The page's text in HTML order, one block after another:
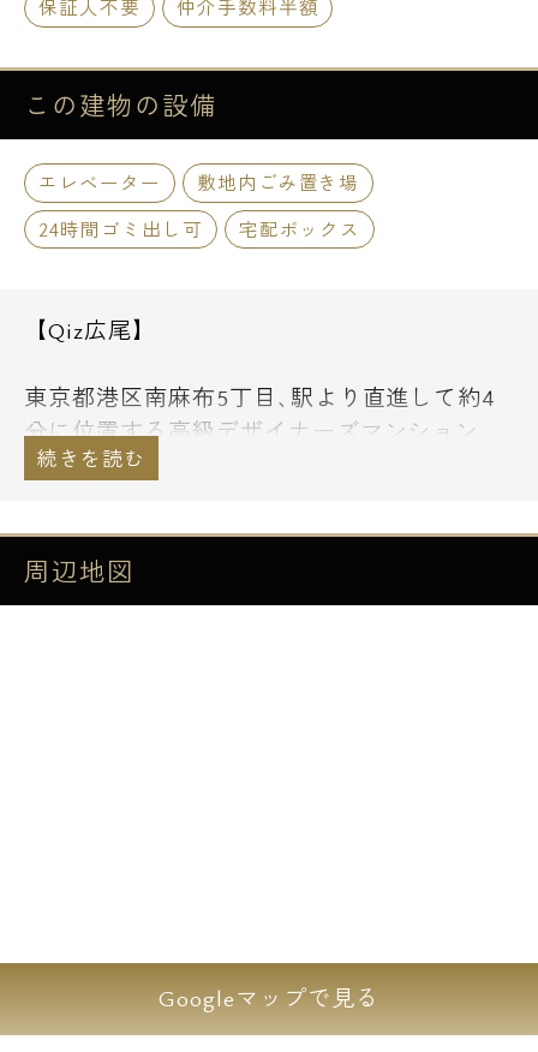
保証人不要 仲介手数料半額
この建物の設備
エレベーター
敷地内ごみ置き場
24時間ゴミ出し可
宅配ボックス
【Qiz広尾】
東京都港区南麻布5丁目､駅より直進して約4
分に位置する高級デザイナーズマンション。
地上12階建て、外装内装共にコンクリート打
弊社エスアールホームからのご紹介で、【仲
介手数料60％OFF】にてご紹介可能です。
ンビニエンスストアもあり、お買い物にも大
変便利な住環境で御座います。
周辺地図
Googleマップで見る